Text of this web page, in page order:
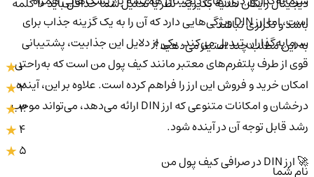
است، اما ارز DIN ویژگی‌هایی دارد که آن را به یک گزینه جذاب برای
سرمایه‌گذاران تبدیل می‌کند. یکی از دلایل این جذابیت، پشتیبانی
قوی از طرف پلتفرم‌های معتبر مانند کیف پول من است که به‌راحتی
امکان خرید و فروش این ارز را فراهم کرده است. علاوه بر این، آینده
درخشان و امکانات متنوعی که ارز DIN ارائه می‌دهد، می‌تواند موجب
رشد قابل توجه آن در آینده شود.
🚀 ارز DIN در صرافی کیف پول من
باشد و تکراری نباشد.
به این مطلب چند امتیاز می‌دهید؟
1
2
3
4
5
نام شما